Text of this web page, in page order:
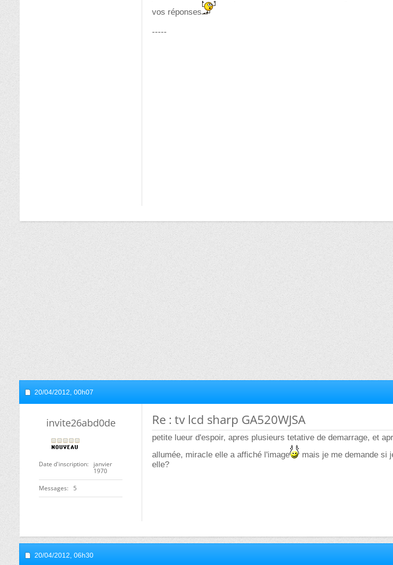
vos réponses
-----
20/04/2012, 00h07
invite26abd0de
Date d'inscription
janvier
1970
Messages 5
Re : tv lcd sharp GA520WJSA
petite lueur d'espoir, apres plusieurs tetative de demarrage, et
allumée, miracle elle a affiché l'image
mais je me demande si
elle?
20/04/2012, 06h30